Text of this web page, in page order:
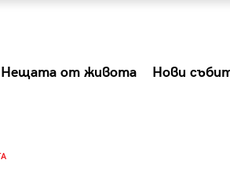
Нещата от живота Нови